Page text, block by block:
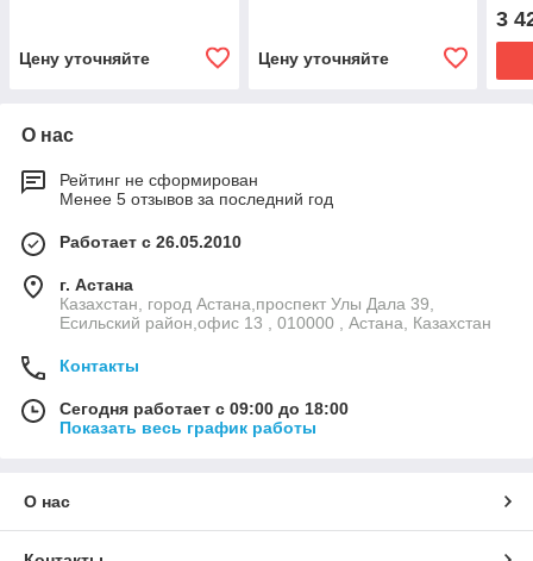
Цену уточняйте Цену уточняйте
3
О нас
Рейтинг не сформирован
Менее 5 отзывов за последний год
Работает с 26.05.2010
г. Астана
Казахстан, город Астана,проспект Улы Дала 39,
Есильский район,офис 13 , 010000 , Астана, Казахстан
Контакты
Сегодня работает с 09:00 до 18:00
Показать весь график работы
О нас